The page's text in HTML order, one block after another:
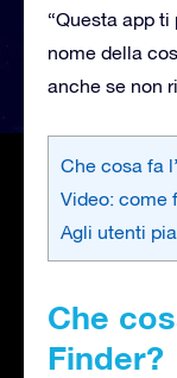
“Questa app
nome della
anche se non
Che cosa fa
Video: come
Agli utenti
Che
Finder?